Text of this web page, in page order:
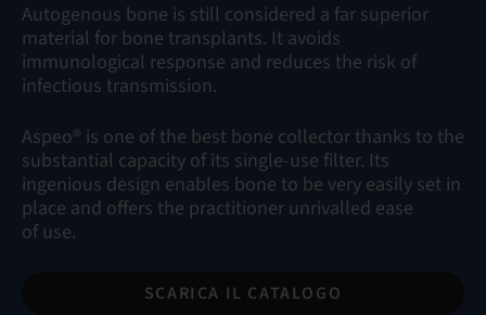
Autogenous bone is still considered a far superior
material for bone transplants. It avoids
immunological response and reduces the risk of
infectious transmission.
Aspeo® is one of the best bone collector thanks to the
substantial capacity of its single-use filter. Its
ingenious design enables bone to be very easily set in
place and offers the practitioner unrivalled ease
of use.
SCARICA IL CATALOGO